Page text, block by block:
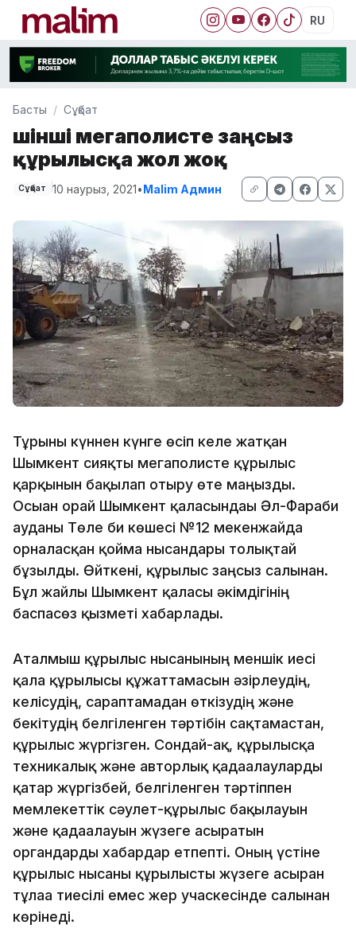
RU
Басты Сұқбат
Үшінші мегаполисте заңсыз
құрылысқа жол жоқ
Сұқбат 10 наурыз, 2021•Malim Админ
Тұрғыны күннен күнге өсіп келе жатқан
Шымкент сияқты мегаполисте құрылыс
қарқынын бақылап отыру өте маңызды.
Осыған орай Шымкент қаласындағы Әл-Фараби
ауданы Төле би көшесі №12 мекенжайда
орналасқан қойма нысандары толықтай
бұзылды. Өйткені, құрылыс заңсыз салынған.
Бұл жайлы Шымкент қаласы әкімдігінің
баспасөз қызметі хабарлады.
Аталмыш құрылыс нысанының меншік иесі
қала құрылысы құжаттамасын әзiрлеудiң,
келісудің, сараптамадан өткізудің және
бекiтудiң белгiленген тәртiбiн сақтамастан,
құрылыс жүргізген. Сондай-ақ, құрылысқа
техникалық және авторлық қадағалауларды
қатар жүргiзбей, белгіленген тәртіппен
мемлекеттік сәулет-құрылыс бақылауын
және қадағалауын жүзеге асыратын
органдарды хабардар етпепті. Оның үстіне
құрылыс нысаны құрылысты жүзеге асырған
тұлғаға тиесілі емес жер учаскесінде салынған
көрінеді.